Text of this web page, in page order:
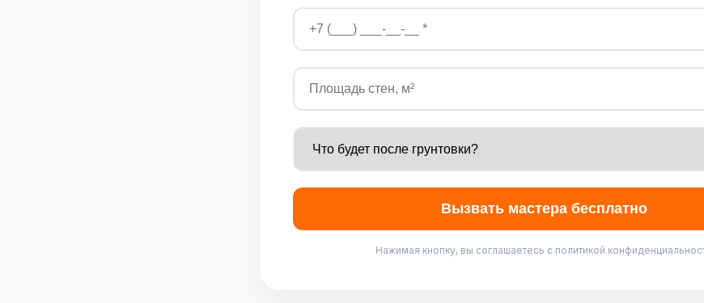
Вызвать мастера бесплатно
Нажимая кнопку, вы соглашаетесь с политикой